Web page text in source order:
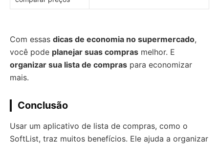
Com essas dicas de economia no supermercado,
você pode planejar suas compras melhor. E
organizar sua lista de compras para economizar
mais.
Conclusão
Usar um aplicativo de lista de compras, como o
SoftList, traz muitos benefícios. Ele ajuda a organizar